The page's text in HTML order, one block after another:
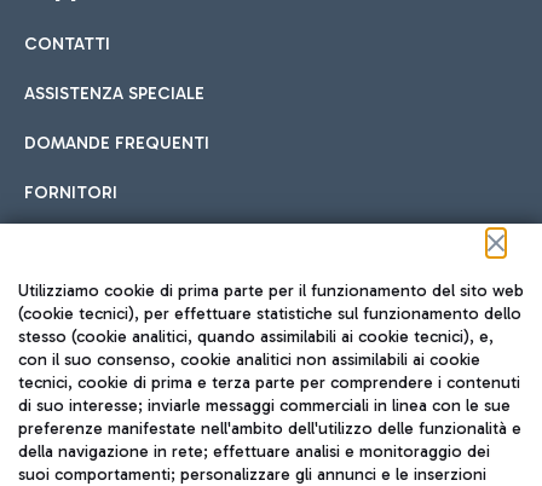
Cucina Internazionale
Fast Food
Hotel in aeroporto
Scegli l'alloggio più adatto e approfitta della vicinanza
all'aeroporto.
Car sharing
Con il Car Sharing è ancora più facile spostarsi
Treno
Raggiungi velocemente l'aeroporto di Fiumicino da Roma
tramite i servizi ferroviari Trenitalia.
CONTATTI
ASSISTENZA SPECIALE
DOMANDE FREQUENTI
FORNITORI
Seguici sui social
TRAVEL JOURNAL
ITA
Utilizziamo cookie di prima parte per il funzionamento del sito web
(cookie tecnici), per effettuare statistiche sul funzionamento dello
stesso (cookie analitici, quando assimilabili ai cookie tecnici), e,
con il suo consenso, cookie analitici non assimilabili ai cookie
tecnici, cookie di prima e terza parte per comprendere i contenuti
di suo interesse; inviarle messaggi commerciali in linea con le sue
preferenze manifestate nell'ambito dell'utilizzo delle funzionalità e
della navigazione in rete; effettuare analisi e monitoraggio dei
suoi comportamenti; personalizzare gli annunci e le inserzioni